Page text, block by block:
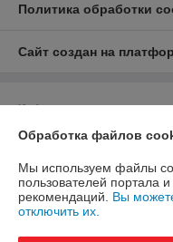
Политика обработки
Сайт создан на
Информация для
Юридическое лицо:Общество
220035, г. Минск, ул.
Регистрационный номер ЕГР:
Обработка файлов
Мы используем файлы
пользователей портала
рекомендаций. Вы
отключить их.